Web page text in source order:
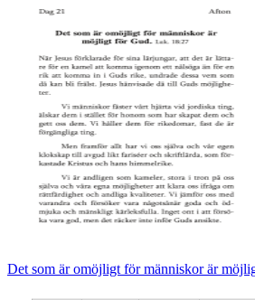
Det som är omöjligt för människor är